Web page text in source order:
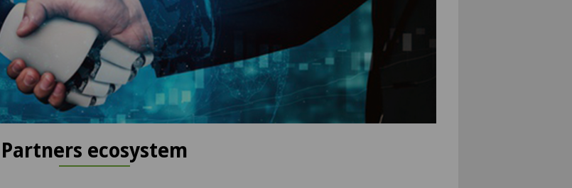
Partners ecosystem